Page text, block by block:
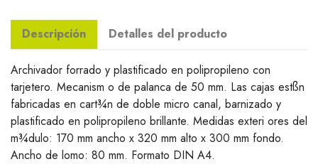
Descripción Detalles del producto
Archivador forrado y plastificado en polipropileno con
tarjetero. Mecanism o de palanca de 50 mm. Las cajas estßn
fabricadas en cart¾n de doble micro canal, barnizado y
plastificado en polipropileno brillante. Medidas exteri ores del
m¾dulo: 170 mm ancho x 320 mm alto x 300 mm fondo.
Ancho de lomo: 80 mm. Formato DIN A4.